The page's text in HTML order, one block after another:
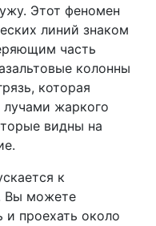
Этот феномен
линий знаком
часть
колонны
которая
лучами жаркого
видны на
к
Вы можете
и проехать около